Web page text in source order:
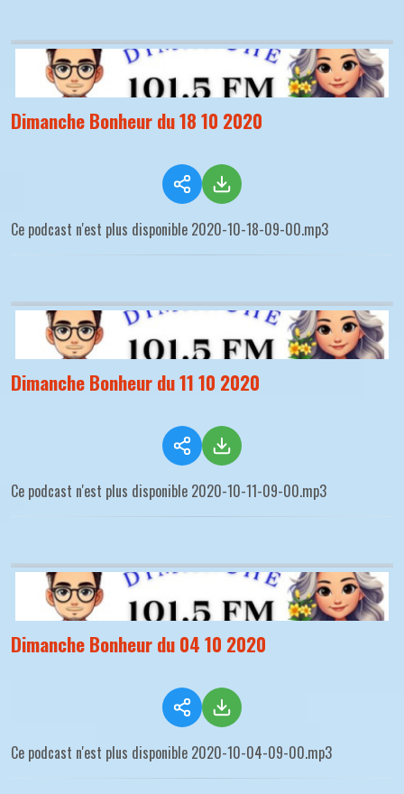
Dimanche Bonheur du 18 10 2020
Ce podcast n'est plus disponible 2020-10-18-09-00.mp3
Dimanche Bonheur du 11 10 2020
Ce podcast n'est plus disponible 2020-10-11-09-00.mp3
Dimanche Bonheur du 04 10 2020
Ce podcast n'est plus disponible 2020-10-04-09-00.mp3